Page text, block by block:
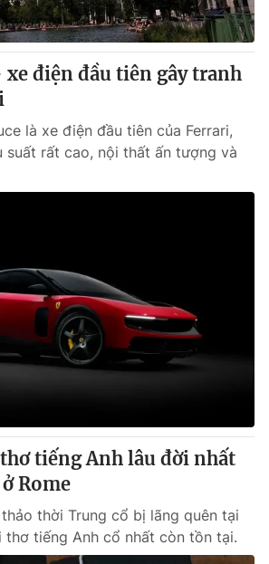
điện đầu tiên gây tranh
là xe điện đầu tiên của Ferrari,
suất rất cao, nội thất ấn tượng và
tiếng Anh lâu đời nhất
Rome
thời Trung cổ bị lãng quên tại
thơ tiếng Anh cổ nhất còn tồn tại.